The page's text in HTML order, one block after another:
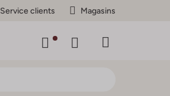
Service clients Magasins